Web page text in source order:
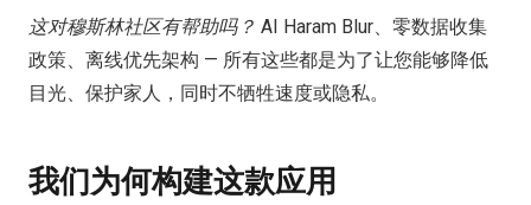
这对穆斯林社区有帮助吗？ AI Haram Blur、零数据收集
政策、离线优先架构 — 所有这些都是为了让您能够降低
目光、保护家人，同时不牺牲速度或隐私。
我们为何构建这款应用